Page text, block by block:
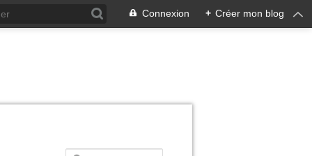
Connexion + Créer mon blog